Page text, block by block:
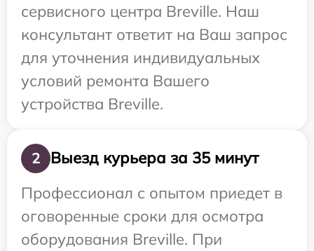
сервисного центра Breville. Наш
консультант ответит на Ваш запрос
для уточнения индивидуальных
условий ремонта Вашего
устройства Breville.
2
Выезд курьера за 35 минут
Профессионал с опытом приедет в
оговоренные сроки для осмотра
оборудования Breville. При